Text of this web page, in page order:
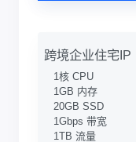
跨境企业住宅IP
1核 CPU
1GB 内存
20GB SSD
1Gbps 带宽
1TB 流量